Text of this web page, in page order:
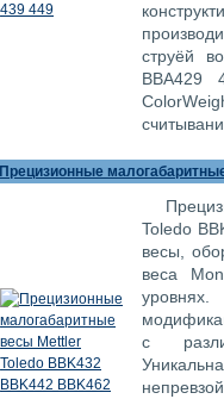
струёй
BBA429
Прецизионные
Toledo
весы,
веса
с